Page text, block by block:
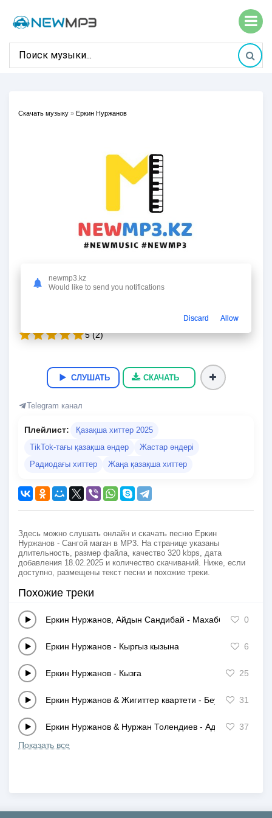
Скачать музыку » Еркин Нуржанов
Еркин Нуржанов
5(2)
СЛУШАТЬ СКАЧАТЬ
Telegram канал
Плейлист:
Қазақша хиттер 2025
TikTok-тағы қазақша әндер
Жастар әндері
Радиодағы хиттер
Жаңа қазақша хиттер
Здесь можно слушать онлайн и скачать песню Еркин
Нуржанов - Сангой маган в MP3. На странице указаны
длительность, размер файла, качество 320 kbps, дата
добавления 18.02.2025 и количество скачиваний. Ниже, если
доступно, размещены текст песни и похожие треки.
Похожие треки
Еркин Нуржанов, Айдын Сандибай - Махаббат туралы
0
Еркин Нуржанов - Кыргыз кызына 6
Еркин Нуржанов - Кызга 25
Еркин Нуржанов & Жигиттер квартети - Беу дуние31
Еркин Нуржанов & Нуржан Толендиев - Адамдар37
Показать все
newmp3.kz
Would like to send you notifications
Discard Allow